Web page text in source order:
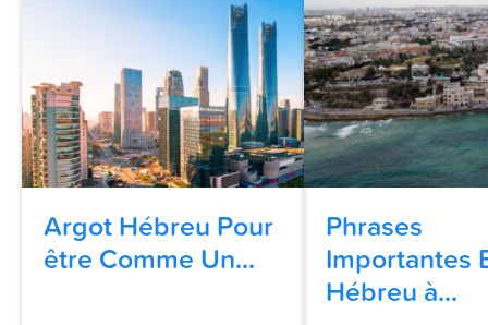
Argot Hébreu Pour
être Comme Un...
Phrases
Importantes
Hébreu à...